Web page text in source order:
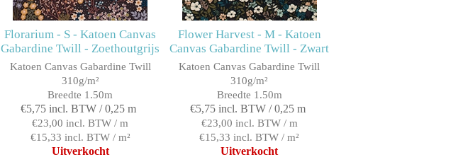
Florarium - S - Katoen Canvas
Gabardine Twill - Zoethoutgrijs
Katoen Canvas Gabardine Twill
310g/m²
Breedte 1.50m
€5,75 incl. BTW / 0,25 m
€23,00 incl. BTW / m
€15,33 incl. BTW / m²
Uitverkocht
Flower Harvest - M - Katoen
Canvas Gabardine Twill - Zwart
Katoen Canvas Gabardine Twill
310g/m²
Breedte 1.50m
€5,75 incl. BTW / 0,25 m
€23,00 incl. BTW / m
€15,33 incl. BTW / m²
Uitverkocht